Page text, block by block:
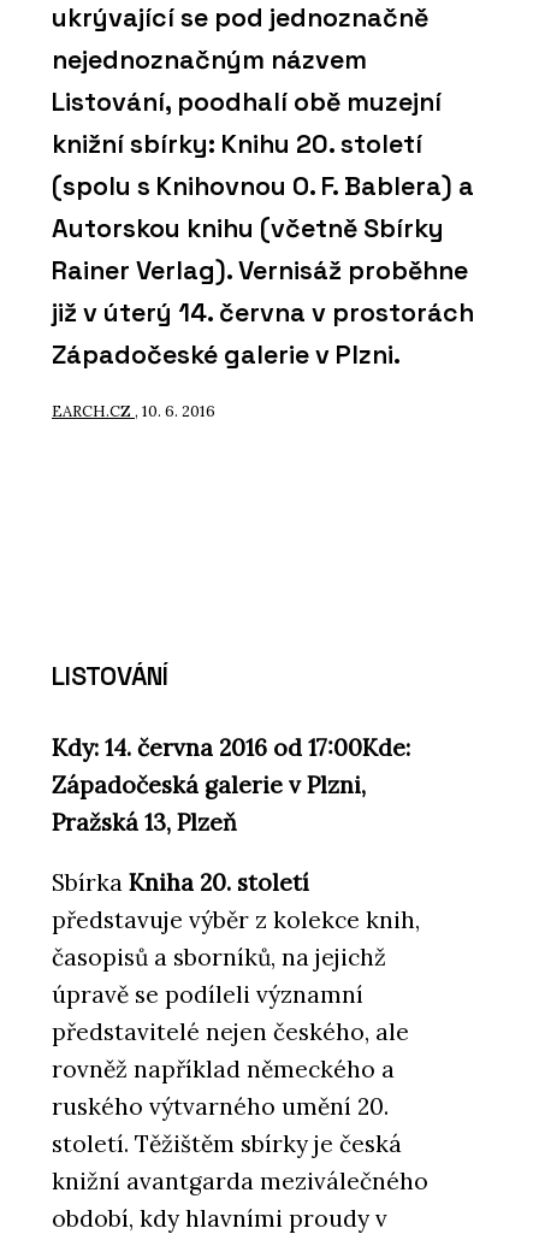
ukrývající se pod jednoznačně
nejednoznačným názvem
Listování, poodhalí obě muzejní
knižní sbírky: Knihu 20. století
(spolu s Knihovnou O. F. Bablera) a
Autorskou knihu (včetně Sbírky
Rainer Verlag). Vernisáž proběhne
již v úterý 14. června v prostorách
Západočeské galerie v Plzni.
EARCH.CZ , 10. 6. 2016
LISTOVÁNÍ
Kdy: 14. června 2016 od 17:00Kde:
Západočeská galerie v Plzni,
Pražská 13, Plzeň
Sbírka Kniha 20. století
představuje výběr z kolekce knih,
časopisů a sborníků, na jejichž
úpravě se podíleli významní
představitelé nejen českého, ale
rovněž například německého a
ruského výtvarného umění 20.
století. Těžištěm sbírky je česká
knižní avantgarda meziválečného
období, kdy hlavními proudy v